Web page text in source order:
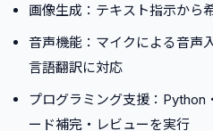
画像生成：テキスト指示から
音声機能：マイクによる音声
言語翻訳に対応
プログラミング支援：
ード補完・レビューを実行